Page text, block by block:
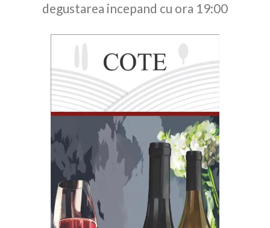
degustarea incepand cu ora 19:00